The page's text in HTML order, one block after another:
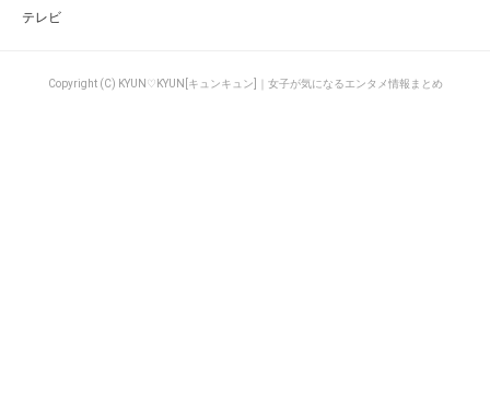
テレビ
Copyright (C) KYUN♡KYUN[キュンキュン]｜女子が気になるエンタメ情報まとめ